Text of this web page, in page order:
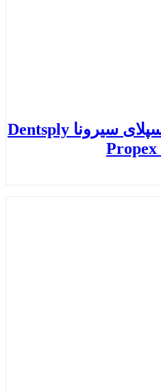
ایکس فایندر دنتیسپلای سیرونا Dentsply